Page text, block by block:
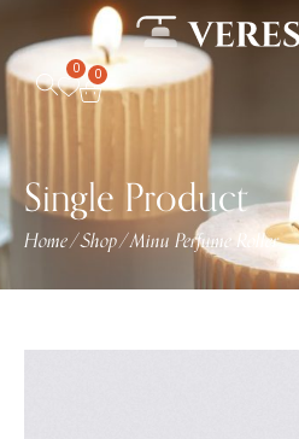
0 0
Single Product
Home/Shop/Minu Perfume Roller